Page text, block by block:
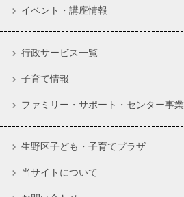
イベント・講座情報
行政サービス一覧
子育て情報
ファミリー・サポート・センター事業
生野区子ども・子育てプラザ
当サイトについて